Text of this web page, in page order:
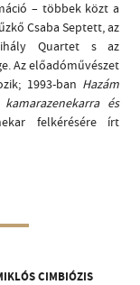
– többek közt a
Csaba Septett, az
Quartet s az
Az előadóművészet
1993-ban Hazám
és
felkérésére írt
CIMBIÓZIS